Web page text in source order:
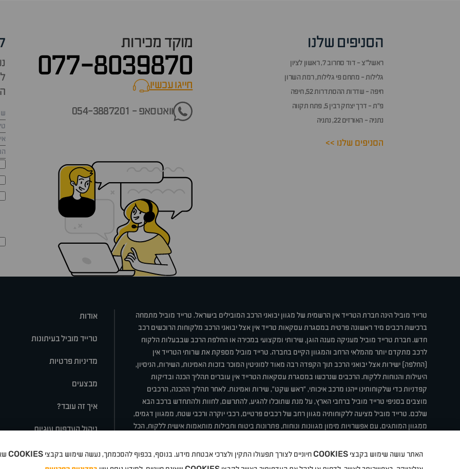
הסניפים שלנו
ראשל״צ - דוד סחרוב 7, ראשון לציון
גלילות - מתחם פי גלילות, רמת השרון
חיפה - שדרות ההסתדרות 52, חיפה
פ״ת - דרך יצחק רבין 5, פתח תקווה
נתניה - האורזים 22, נתניה
הסניפים שלנו >>
מוקד מכירות
077-8039870
חייגו עכשיוcall now
וואטסאפ - 054-3887201
טרייד מוביל הינה חברת הטרייד אין הרשמית של מגוון יבואני הרכב המובילים בישראל. טרייד מוביל מתמחה
ברכישת רכבים מיד ראשונה פרטית במסגרת עסקאות טרייד אין אצל יבואני הרכב מלקוחות הרוכשים רכב
חדש. חברת טרייד מוביל מעניקה מענה הוגן, שירותי ומקצועי במכירה או החלפת הרכב שבבעלות הלקוח
לרכב מתקדם יותר מהמלאי הרחב והמגוון הקיים בחברה. טרייד מוביל מספקת את שרותי הטרייד אין
(החלפה) ישירות אצל יבואני הרכב תוך הקפדה רבה מאוד למוניטין המוכר בזכות האמינות, השירות, הניסיון,
היעילות והנוחות ללקוח. הרכבים שנרכשו במסגרת עסקאות הטרייד אין עוברים תהליך הכנה ובדיקות
קפדניות כדי שלקוחותינו ייהנו מרכב איכותי, "ראש שקט", שירות ואמינות. לאחר תהליך ההכנה, הרכבים
מוצבים בסניפי טרייד מוביל ברחבי הארץ, על מנת שתוכלו להגיע, להתרשם, לחוות ולהתחדש ברכב הבא
שלכם. טרייד מוביל מציעה ללקוחותיה מגוון רחב של רכבים פרטיים, רכבי יוקרה ורכבי שטח, ממגוון דגמים,
ממגוון המותגים, עם אפשרויות מימון מגוונות ונוחות, פתרונות ביטוח וחבילות מותאמות אישית ללקוח, הכל
אודות
טרייד מוביל בעיתונות
מדיניות פרטיות
מבצעים
איך זה עובד?
ניהול העדפות עוגיות
האתר עושה שימוש בקבצי COOKIESחיוניים לצורך תפעולו התקין ולצרכי אבטחת מידע. בנוסף, בכפוף להסכמתך, נעשה שימוש בקבצי COOKIES